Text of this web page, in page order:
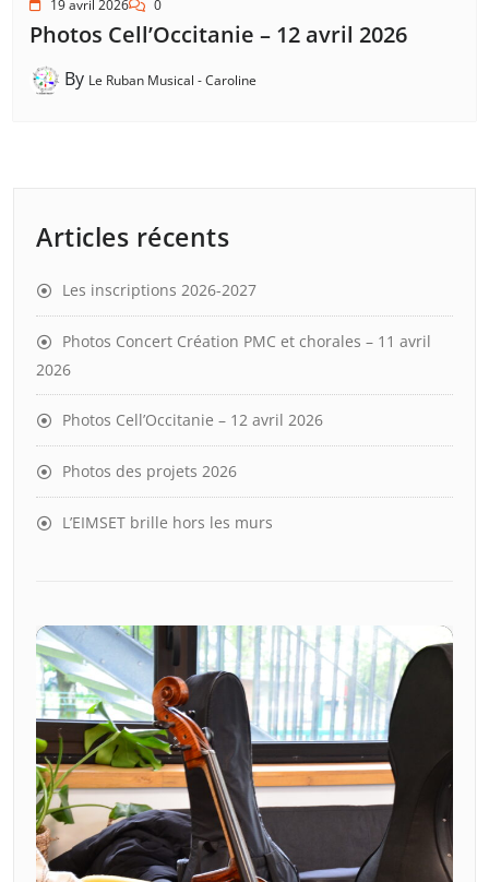
19 avril 2026 0
Photos Cell’Occitanie – 12 avril 2026
By Le Ruban Musical - Caroline
Articles récents
Les inscriptions 2026-2027
Photos Concert Création PMC et chorales – 11 avril
2026
Photos Cell’Occitanie – 12 avril 2026
Photos des projets 2026
L’EIMSET brille hors les murs